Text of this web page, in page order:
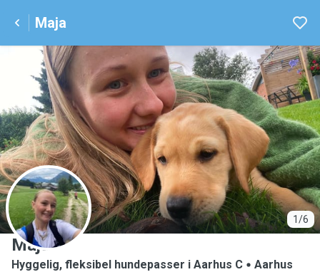
Maja
1/6
M
Maja
Hyggelig, fleksibel hundepasser i Aarhus C
Aarhus